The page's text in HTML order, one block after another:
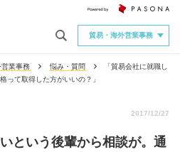
貿易・海外営業事務
営業事務 悩み・質問
「貿易会社に就職し
って取得した方がいいの？」
2017/12/27
という後輩から相談が。通